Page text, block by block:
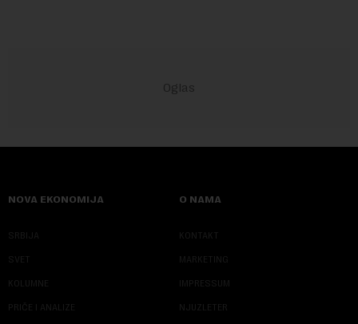
NOVA EKONOMIJA
SRBIJA
SVET
KOLUMNE
PRIČE I ANALIZE
O NAMA
KONTAKT
MARKETING
IMPRESSUM
NJUZLETER